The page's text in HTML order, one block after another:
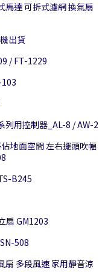
馬達 可拆式濾網 換氣扇
出貨
/ FT-1229
列用控制器_AL-8 / AW-2
地面空間 左右擺頭吹幅
B245
扇 GM1203
508
多段風速 家用靜音涼